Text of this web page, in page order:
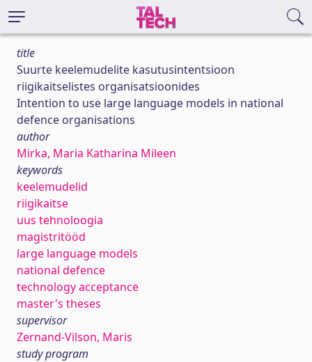
title
Suurte keelemudelite kasutusintentsioon
riigikaitselistes organisatsioonides
Intention to use large language models in national
defence organisations
author
Mirka, Maria Katharina Mileen
keywords
keelemudelid
riigikaitse
uus tehnoloogia
magistritööd
large language models
national defence
technology acceptance
master's theses
supervisor
Zernand-Vilson, Maris
study program